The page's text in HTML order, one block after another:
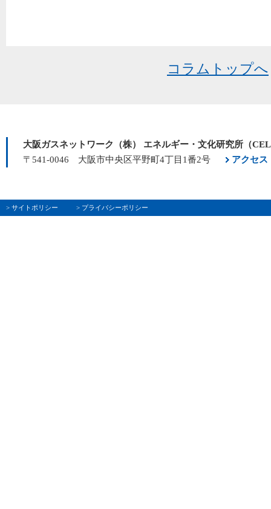
コラムトップへ
大阪ガスネットワーク（株） エネルギー・文化研究所（
〒541-0046 大阪市中央区平野町4丁目1番2号
アクセス
> サイトポリシー > プライバシーポリシー